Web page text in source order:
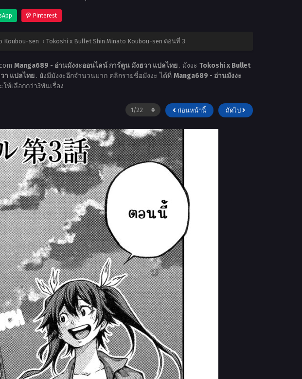
Pinterest
Koubou-sen › Tokoshi x Bullet Shin Minato Koubou-sen ตอนที่ 3
Manga689 - อ่านมังงะออนไลน์ การ์ตูน มังฮวา แปลไทย . มังงะ Tokoshi x Bullet
า แปลไทย . ยังมีมังงะอีกจำนวนมาก คลิกรายชื่อมังงะ ได้ที่ Manga689 - อ่านมังงะ
ให้เลือกกว่า3พันเรื่อง
ก่อนหน้านี้ ถัดไป